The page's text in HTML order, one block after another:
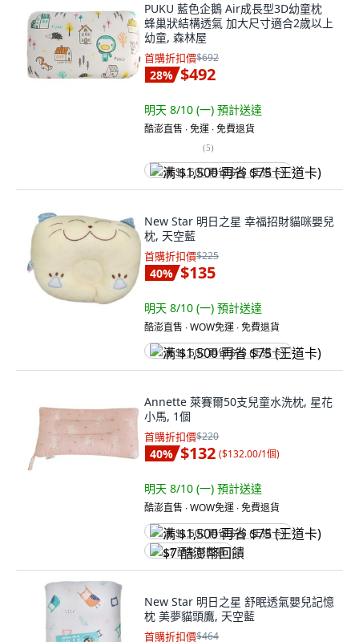
PUKU 藍色企鵝 Air成長型3D幼童枕
蜂巢狀結構透氣 加大尺寸適合2歲以上
幼童, 森林屋
首購折扣價$692
28% $492
明天 8/10 (一) 預計送達
酷澎直售 ∙ 免運 ∙ 免費退貨
(5)
满 $1,500 再省 $75 (王道卡)
New Star 明日之星 幸福招財貓咪嬰兒
枕, 天空藍
首購折扣價$225
40% $135
明天 8/10 (一) 預計送達
酷澎直售 ∙ WOW免運 ∙ 免費退貨
满 $1,500 再省 $75 (王道卡)
Annette 萊賽爾50支兒童水洗枕, 星花
小馬, 1個
首購折扣價$220
40% $132 ($132.00/1個)
明天 8/10 (一) 預計送達
酷澎直售 ∙ WOW免運 ∙ 免費退貨
满 $1,500 再省 $75 (王道卡)
$7 酷澎幣回饋
New Star 明日之星 舒眠透氣嬰兒記憶
枕 美夢貓頭鷹, 天空藍
首購折扣價$464